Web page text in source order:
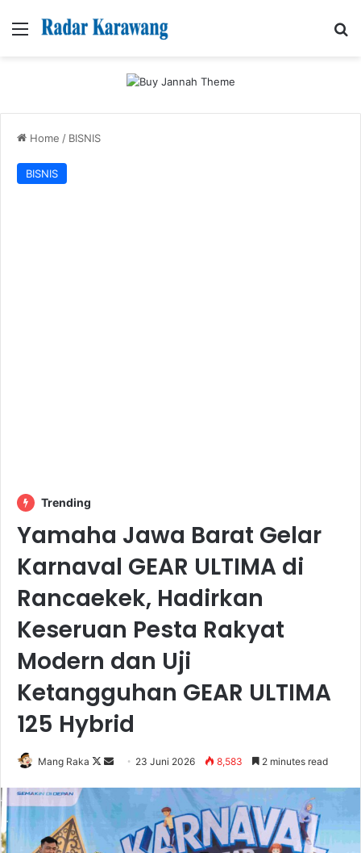
Menu
Home / BISNIS
BISNIS
Trending
Yamaha Jawa Barat Gelar
Karnaval GEAR ULTIMA di
Rancaekek, Hadirkan
Keseruan Pesta Rakyat
Modern dan Uji
Ketangguhan GEAR ULTIMA
125 Hybrid
Mang Raka
Follow
Send 23 Juni 2026 8,583 2 minutes read